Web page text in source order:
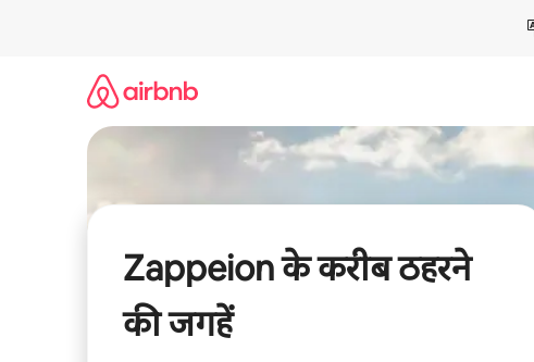
Zappeion के करीब ठहरने
की जगहें